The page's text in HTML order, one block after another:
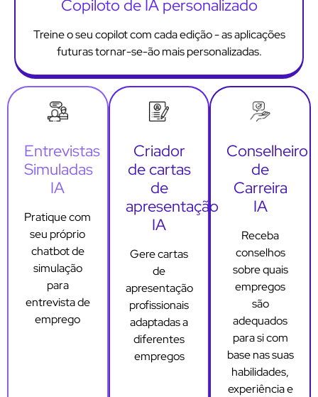
Copiloto de IA personalizado
Treine o seu copilot com cada edição - as aplicações
futuras tornar-se-ão mais personalizadas.
Entrevistas
Simuladas
IA
Pratique com
seu próprio
chatbot de
simulação
para
entrevista de
emprego
Criador
de cartas
de
apresentação
IA
Gere cartas
de
apresentação
profissionais
adaptadas a
diferentes
empregos
Conselheiro
de
Carreira
IA
Receba
conselhos
sobre quais
empregos
são
adequados
para si com
base nas suas
habilidades,
experiência e